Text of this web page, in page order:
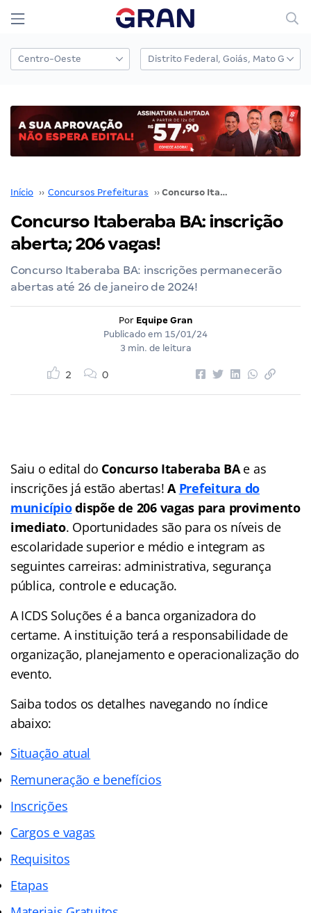
Início ›› Concursos Prefeituras ›› Concurso Itaberaba BA: inscrição aberta; 206 vagas!
Concurso Itaberaba BA: inscrição
aberta; 206 vagas!
Concurso Itaberaba BA: inscrições permanecerão
abertas até 26 de janeiro de 2024!
Por Equipe Gran
Publicado em 15/01/24
3 min. de leitura
2 0
Saiu o edital do Concurso Itaberaba BAe as
inscrições já estão abertas!A Prefeitura do
municípiodispõe de 206 vagas para provimento
imediato. Oportunidades são para os níveis de
escolaridade superior e médio e integram as
seguintes carreiras: administrativa, segurança
pública, controle e educação.
A ICDS Soluções é a banca organizadora do
certame. A instituição terá a responsabilidade de
organização, planejamento e operacionalização do
evento.
Saiba todos os detalhes navegando no índice
abaixo:
Situação atual
Remuneração e benefícios
Inscrições
Cargos e vagas
Requisitos
Etapas